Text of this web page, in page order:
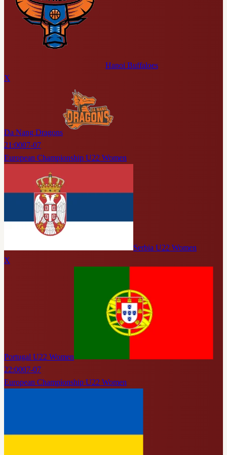
Hanoi Buffaloes
X
Da Nang Dragons
21:0007-07
European Championship U22 Women
Serbia U22 Women
X
Portugal U22 Women
22:0007-07
European Championship U22 Women